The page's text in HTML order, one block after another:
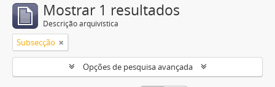
Mostrar 1 resultados
Descrição arquivística
Subsecção
Opções de pesquisa avançada